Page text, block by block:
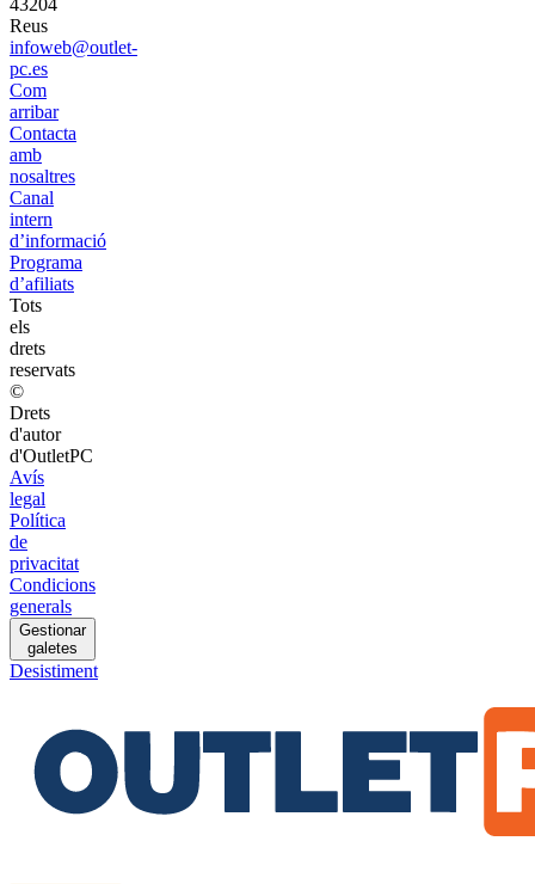
43204
Reus
infoweb@outlet-
pc.es
Com
arribar
Contacta
amb
nosaltres
Canal
intern
d’informació
Programa
d’afiliats
Tots
els
drets
reservats
©
Drets
d'autor
d'OutletPC
Avís
legal
Política
de
privacitat
Condicions
generals
Gestionar
galetes
Desistiment